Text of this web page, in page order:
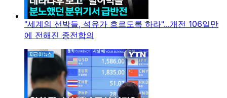
"세계의 선박들, 석유가 흐르도록 하라"...개전 106일만
에 전해진 종전합의